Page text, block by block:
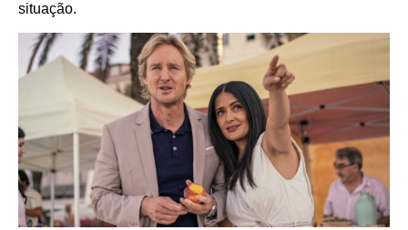
situação.